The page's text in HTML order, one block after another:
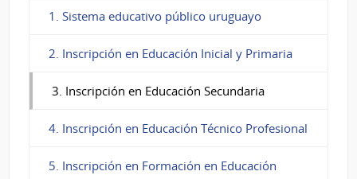
1. Sistema educativo público uruguayo
2. Inscripción en Educación Inicial y Primaria
3. Inscripción en Educación Secundaria
4. Inscripción en Educación Técnico Profesional
5. Inscripción en Formación en Educación